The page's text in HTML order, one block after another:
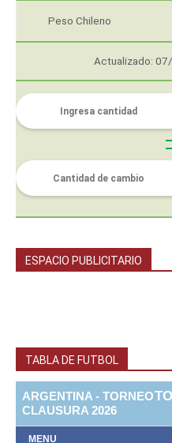
Peso Chileno
Actualizado:
ESPACIO PUBLICITARIO
TABLA DE FUTBOL